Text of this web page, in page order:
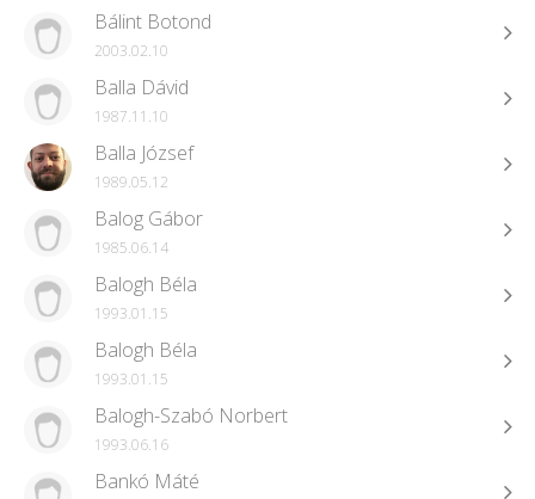
Bálint Botond
2003.02.10
Balla Dávid
1987.11.10
Balla József
1989.05.12
Balog Gábor
1985.06.14
Balogh Béla
1993.01.15
Balogh Béla
1993.01.15
Balogh-Szabó Norbert
1993.06.16
Bankó Máté